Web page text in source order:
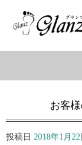
お客
投稿日 2018年1月22